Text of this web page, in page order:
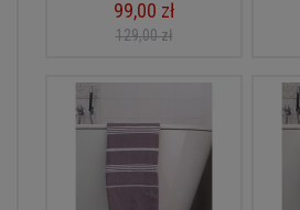
99,00 zł
129,00 zł